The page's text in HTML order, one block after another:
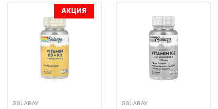
АКЦИЯ
SOLARAY SOLARAY